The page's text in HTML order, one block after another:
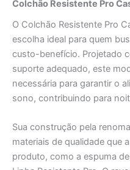
Colchão Resistente Pro
O Colchão Resistente Pro
escolha ideal para quem
custo-benefício. Projetado
suporte adequado, este
necessária para garantir o
sono, contribuindo para
Sua construção pela
materiais de qualidade que
produto, como a espuma